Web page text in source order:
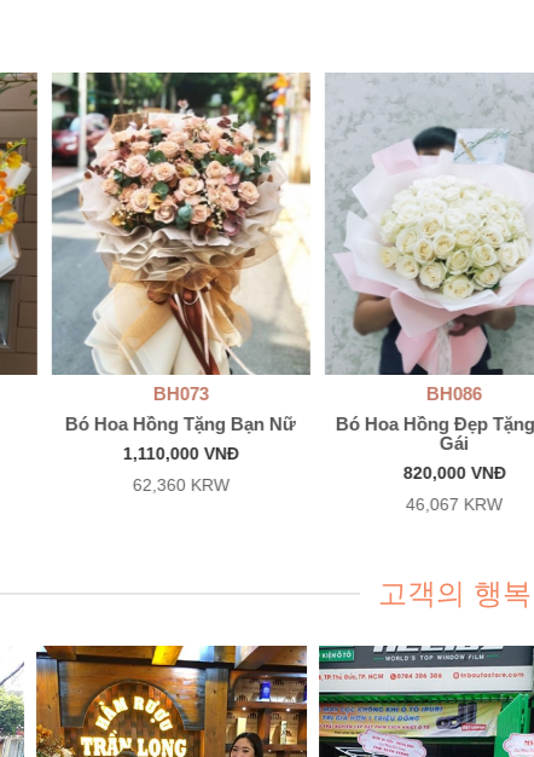
BH073
Bó Hoa Hồng Tặng Bạn Nữ
1,110,000 VNĐ
62,360 KRW
BH086
Bó Hoa Hồng Đẹp
Gái
820,000 VNĐ
46,067 KRW
고객의 행복